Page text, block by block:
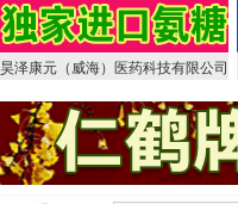
昊泽康元（威海）医药科技有限公司